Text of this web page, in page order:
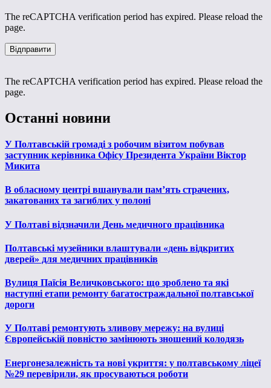
The reCAPTCHA verification period has expired. Please reload the
page.
The reCAPTCHA verification period has expired. Please reload the
page.
Останні новини
У Полтавській громаді з робочим візитом побував
заступник керівника Офісу Президента України Віктор
Микита
В обласному центрі вшанували пам’ять страчених,
закатованих та загиблих у полоні
У Полтаві відзначили День медичного працівника
Полтавські музейники влаштували «день відкритих
дверей» для медичних працівників
Вулиця Паїсія Величковського: що зроблено та які
наступні етапи ремонту багатостраждальної полтавської
дороги
У Полтаві ремонтують зливову мережу: на вулиці
Європейській повністю замінюють зношений колодязь
Енергонезалежність та нові укриття: у полтавському ліцеї
№29 перевірили, як просуваються роботи